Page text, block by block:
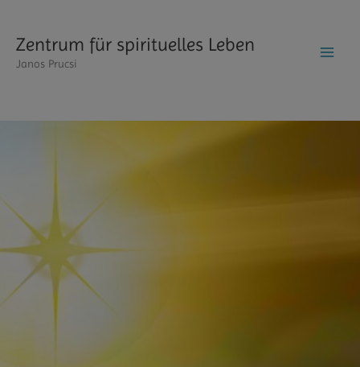
springen
Zentrum für spirituelles Leben
Janos Prucsi